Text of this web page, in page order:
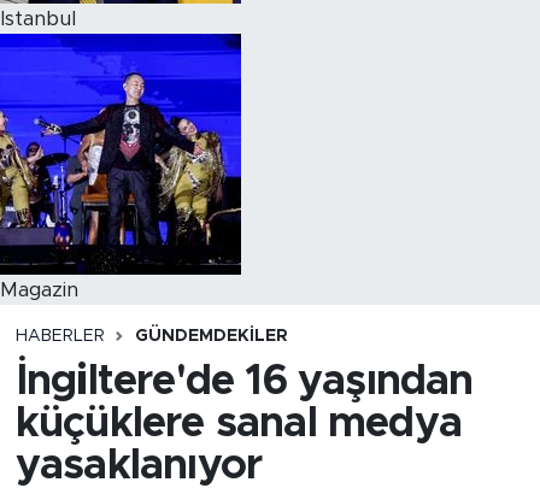
Istanbul
Magazin
HABERLER GÜNDEMDEKİLER
İngiltere'de 16 yaşından
küçüklere sanal medya
yasaklanıyor